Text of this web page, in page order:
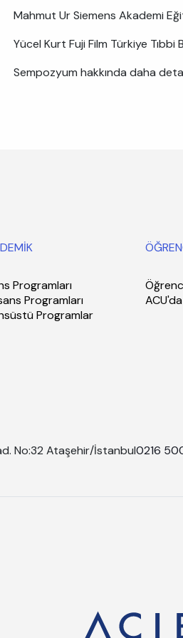
Mahmut Ur Siemens Akademi
Yücel Kurt Fuji Film Türkiye Tıbbi
Sempozyum hakkında daha
Programları
Programları
Programlar
No:32 Ataşehir/İstanbul0216